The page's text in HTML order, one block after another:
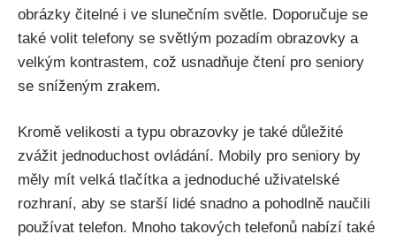
obrázky čitelné i ve slunečním světle. Doporučuje se
také volit telefony se světlým pozadím obrazovky a
velkým kontrastem, což usnadňuje čtení pro seniory
se sníženým zrakem.
Kromě velikosti a typu obrazovky je také důležité
zvážit jednoduchost ovládání. Mobily pro seniory by
měly mít velká tlačítka a jednoduché uživatelské
rozhraní, aby se starší lidé snadno a pohodlně naučili
používat telefon. Mnoho takových telefonů nabízí také